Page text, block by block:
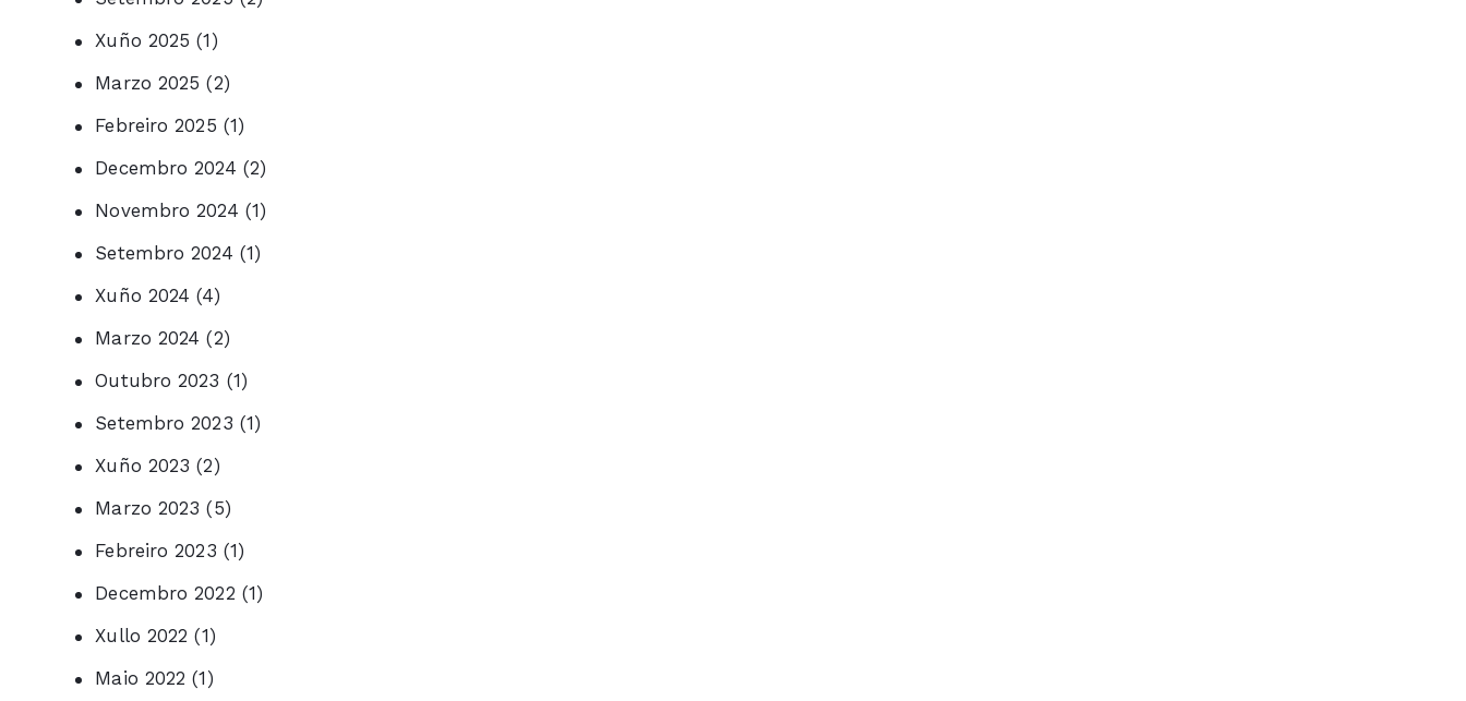
Xuño 2025 (1)
Marzo 2025 (2)
Febreiro 2025 (1)
Decembro 2024 (2)
Novembro 2024 (1)
Setembro 2024 (1)
Xuño 2024 (4)
Marzo 2024 (2)
Outubro 2023 (1)
Setembro 2023 (1)
Xuño 2023 (2)
Marzo 2023 (5)
Febreiro 2023 (1)
Decembro 2022 (1)
Xullo 2022 (1)
Maio 2022 (1)